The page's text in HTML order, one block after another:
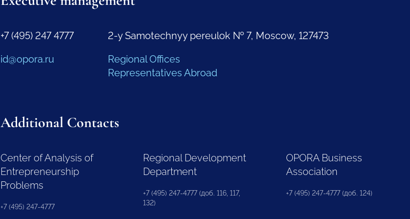
+7 (495) 247 4777
id@opora.ru
2-y Samotechnyy pereulok № 7, Moscow, 127473
Regional Offices
Representatives Abroad
Additional Contacts
Center of Analysis of
Entrepreneurship
Problems
+7 (495) 247-4777
Regional Development
Department
+7 (495) 247-4777 (доб. 116, 117,
132)
OPORA Business
Association
+7 (495) 247-4777 (доб. 124)